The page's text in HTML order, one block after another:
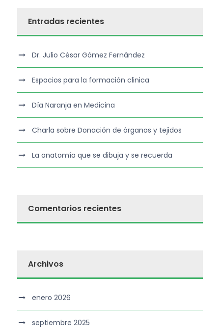
Entradas recientes
Dr. Julio César Gómez Fernández
Espacios para la formación clinica
Día Naranja en Medicina
Charla sobre Donación de órganos y tejidos
La anatomía que se dibuja y se recuerda
Comentarios recientes
Archivos
enero 2026
septiembre 2025